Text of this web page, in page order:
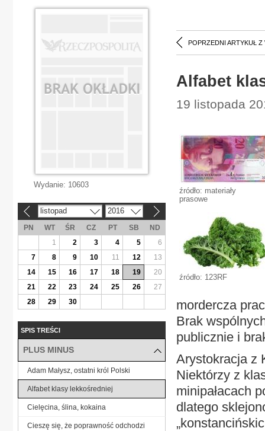
POPRZEDNI ARTYKUŁ Z
Alfabet
19 listopada
źródło: materiały
prasowe
źródło: 123RF
mordercza
Brak
publicznie i
Arystokracja z
Niektórzy z
minipałacach
dlatego
Wydanie: 10603
listopad 2016
PN WT ŚR CZ PT SB
ND
1
2 3 4 5
6
7
8 9 10 11 12
13
14
15 16 17 18 19
20
21
22 23 24 25 26
27
28
29 30
SPIS TREŚCI
PLUS MINUS
Adam Małysz, ostatni król Polski
Alfabet klasy lekkośredniej
Cielęcina, ślina, kokaina
Cieszę się, że poprawność odchodzi